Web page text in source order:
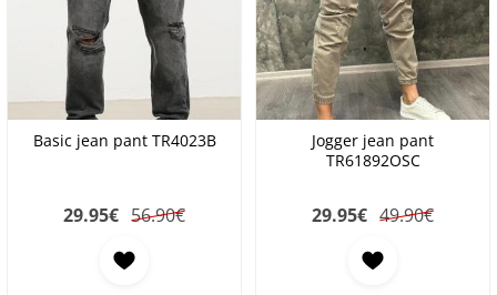
Basic jean pant TR4023B
29.95€ 56.90€
Jogger jean pant
TR61892OSC
29.95€ 49.90€